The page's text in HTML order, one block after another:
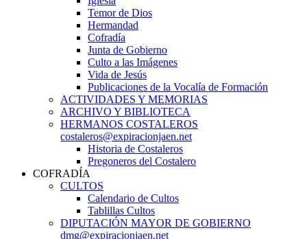
Temor de Dios
Hermandad
Cofradía
Junta de Gobierno
Culto a las Imágenes
Vida de Jesús
Publicaciones de la Vocalía de Formación
ACTIVIDADES Y MEMORIAS
ARCHIVO Y BIBLIOTECA
HERMANOS COSTALEROS
costaleros@expiracionjaen.net
Historia de Costaleros
Pregoneros del Costalero
COFRADÍA
CULTOS
Calendario de Cultos
Tablillas Cultos
DIPUTACIÓN MAYOR DE GOBIERNO
dmg@expiracionjaen.net